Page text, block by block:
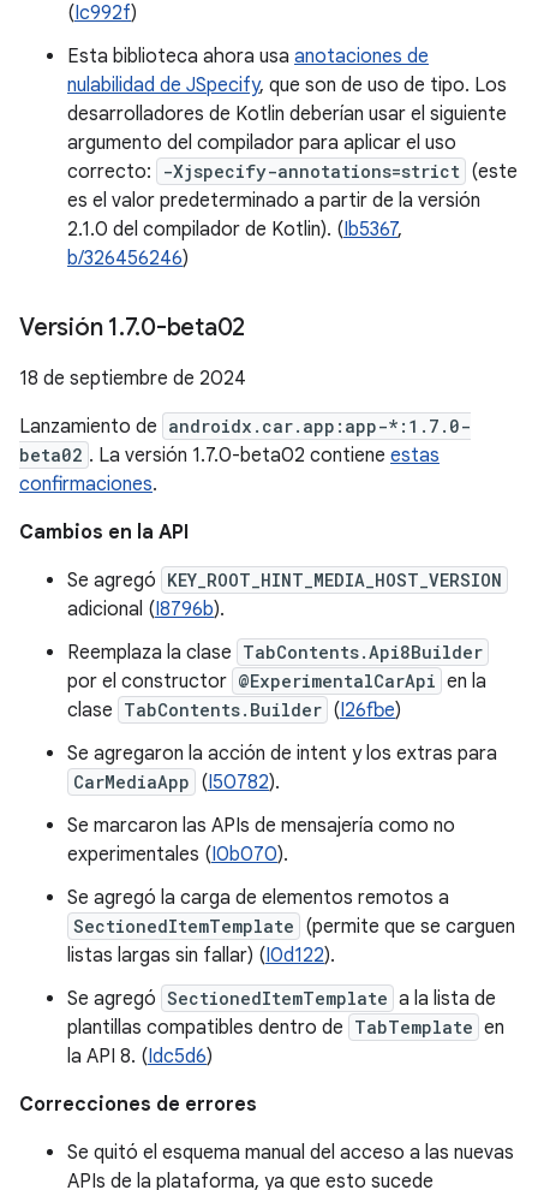
(Ic992f)
Esta biblioteca ahora usa anotaciones de
nulabilidad de JSpecify, que son de uso de tipo. Los
desarrolladores de Kotlin deberían usar el siguiente
argumento del compilador para aplicar el uso
correcto:
-Xjspecify-annotations=strict (este
es el valor predeterminado a partir de la versión
2.1.0 del compilador de Kotlin). (Ib5367,
b/326456246)
Versión 1.7.0-beta02
18 de septiembre de 2024
Lanzamiento de androidx.car.app:app-*:1.7.0-
beta02 . La versión 1.7.0-beta02 contiene estas
confirmaciones.
Cambios en la API
Se agregó KEY_ROOT_HINT_MEDIA_HOST_VERSION
adicional (I8796b).
Reemplaza la clase TabContents.Api8Builder
por el constructor @ExperimentalCarApi en la
clase TabContents.Builder (I26fbe)
Se agregaron la acción de intent y los extras para
CarMediaApp (I50782).
Se marcaron las APIs de mensajería como no
experimentales (I0b070).
Se agregó la carga de elementos remotos a
SectionedItemTemplate (permite que se carguen
listas largas sin fallar) (I0d122).
Se agregó SectionedItemTemplate a la lista de
plantillas compatibles dentro de TabTemplate en
la API 8. (Idc5d6)
Correcciones de errores
Se quitó el esquema manual del acceso a las nuevas
APIs de la plataforma, ya que esto sucede